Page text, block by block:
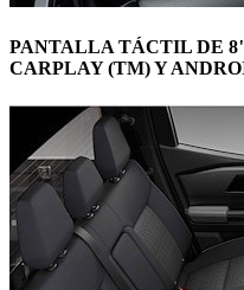
PANTALLA TÁCTIL DE
CARPLAY (TM) Y